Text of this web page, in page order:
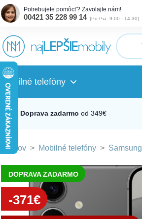
Potrebujete pomôcť? Zavolajte nám!
00421 35 228 99 14 (Po-Pia: 9:00 - 14:30)
Mobilné telefóny
Doprava zadarmo od 349€
Domov > Mobilné telefóny > Samsung
DOPRAVA ZADARMO
-371€